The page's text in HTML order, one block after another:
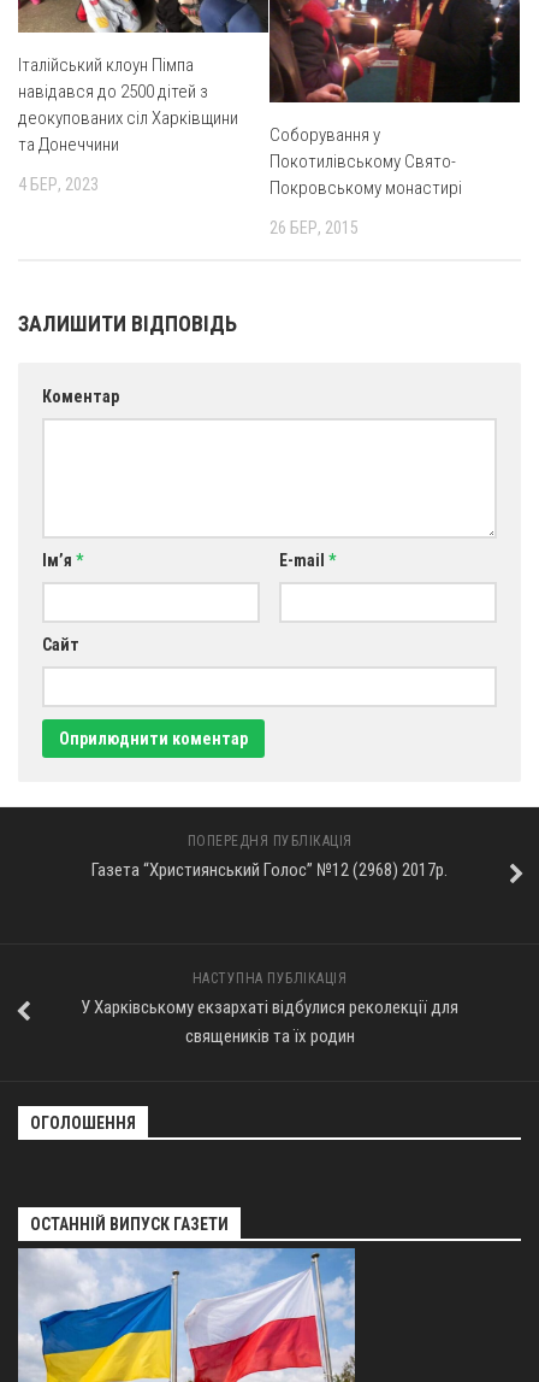
Італійський клоун Пімпа
навідався до 2500 дітей з
деокупованих сіл Харківщини
та Донеччини
4 БЕР, 2023
Соборування у
Покотилівському Свято-
Покровському монастирі
26 БЕР, 2015
ЗАЛИШИТИ ВІДПОВІДЬ
Коментар
Ім’я * E-mail *
Сайт
ПОПЕРЕДНЯ ПУБЛІКАЦІЯ
Газета “Християнський Голос” №12 (2968) 2017р.
НАСТУПНА ПУБЛІКАЦІЯ
У Харківському екзархаті відбулися реколекції для
священиків та їх родин
ОГОЛОШЕННЯ
ОСТАННІЙ ВИПУСК ГАЗЕТИ